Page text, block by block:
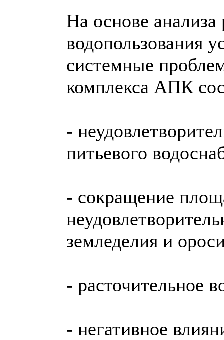
На основе анализа
водопользования
системные
комплекса АПК
-
питьевого
- сокращение
земледелия и
- расточительное
- негативное